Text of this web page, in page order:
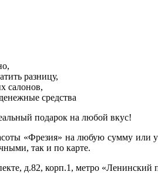
разницу,
салонов,
средства
подарок на любой вкус!
«Фрезия» на любую сумму или
так и по карте.
д.82, корп.1, метро «Ленинский